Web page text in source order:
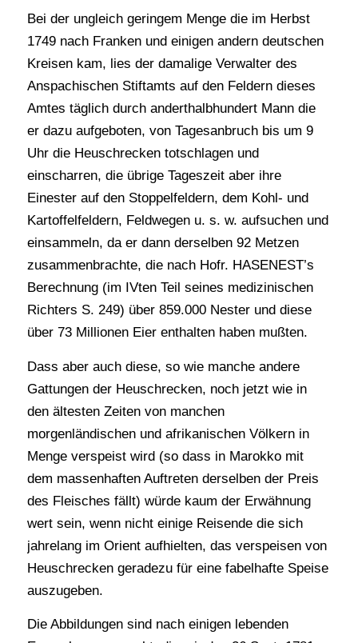
Bei der ungleich geringem Menge die im Herbst
1749 nach Franken und einigen andern deutschen
Kreisen kam, lies der damalige Verwalter des
Anspachischen Stiftamts auf den Feldern dieses
Amtes täglich durch anderthalbhundert Mann die
er dazu aufgeboten, von Tagesanbruch bis um 9
Uhr die Heuschrecken totschlagen und
einscharren, die übrige Tageszeit aber ihre
Einester auf den Stoppelfeldern, dem Kohl- und
Kartoffelfeldern, Feldwegen u. s. w. aufsuchen und
einsammeln, da er dann derselben 92 Metzen
zusammenbrachte, die nach Hofr. HASENEST’s
Berechnung (im IVten Teil seines medizinischen
Richters S. 249) über 859.000 Nester und diese
über 73 Millionen Eier enthalten haben mußten.
Dass aber auch diese, so wie manche andere
Gattungen der Heuschrecken, noch jetzt wie in
den ältesten Zeiten von manchen
morgenländischen und afrikanischen Völkern in
Menge verspeist wird (so dass in Marokko mit
dem massenhaften Auftreten derselben der Preis
des Fleisches fällt) würde kaum der Erwähnung
wert sein, wenn nicht einige Reisende die sich
jahrelang im Orient aufhielten, das verspeisen von
Heuschrecken geradezu für eine fabelhafte Speise
auszugeben.
Die Abbildungen sind nach einigen lebenden